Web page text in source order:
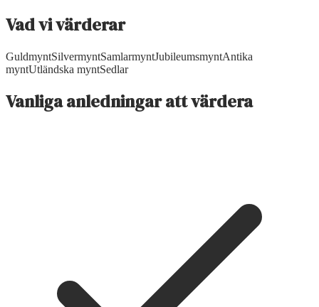
Vad vi värderar
GuldmyntSilvermyntSamlarmyntJubileumsmyntAntika
myntUtländska myntSedlar
Vanliga anledningar att värdera